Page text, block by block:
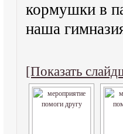
кормушки в
наша
[Показать